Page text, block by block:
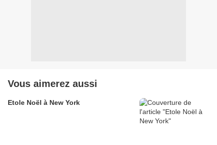
Vous aimerez aussi
Etole Noël à New York